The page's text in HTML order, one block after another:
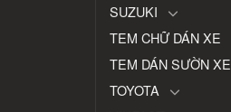
SUZUKI
TEM CHỮ DÁN XE
TEM DÁN SƯỜN XE
TOYOTA